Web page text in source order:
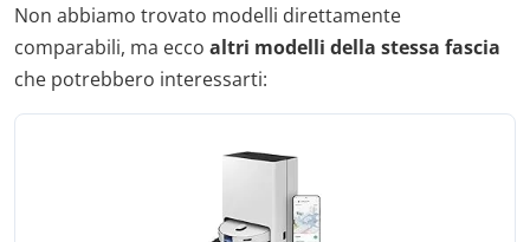
Non abbiamo trovato modelli direttamente
comparabili, ma ecco altri modelli della stessa fascia
che potrebbero interessarti: